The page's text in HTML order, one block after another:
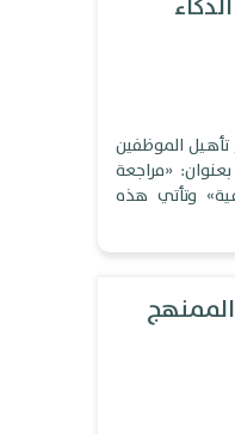
تأهيل الموظفين
«مراجعة
وتأتي هذه
الممنهج